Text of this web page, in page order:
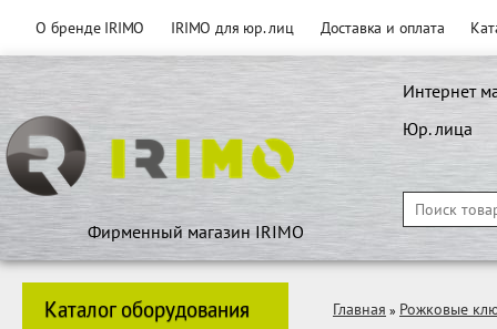
О бренде IRIMO IRIMO для юр. лиц Доставка и оплата
Фирменный магазин IRIMO
Интернет
Юр. лица
Каталог оборудования Главная » Рожковые